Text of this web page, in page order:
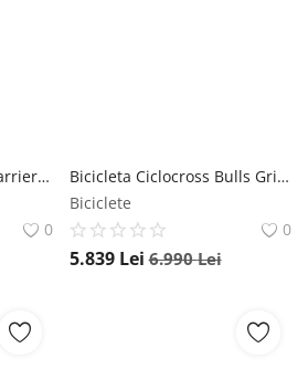
Bicicleta Sosea Bulls Harrier 2 - 28 Inch, L, Negru Bulls
0
Bicicleta Ciclocross Bulls Grinder 2 - 28 Inch, 470 mm, Albastru Bulls
Biciclete
0
5.839 Lei 6.990Lei